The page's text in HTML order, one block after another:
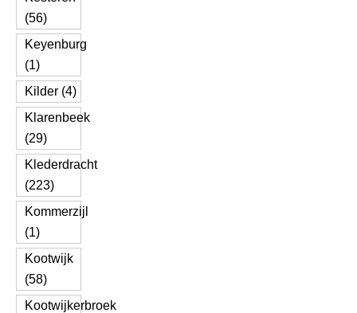
(56)
Keyenburg
(1)
Kilder (4)
Klarenbeek
(29)
Klederdracht
(223)
Kommerzijl
(1)
Kootwijk
(58)
Kootwijkerbroek